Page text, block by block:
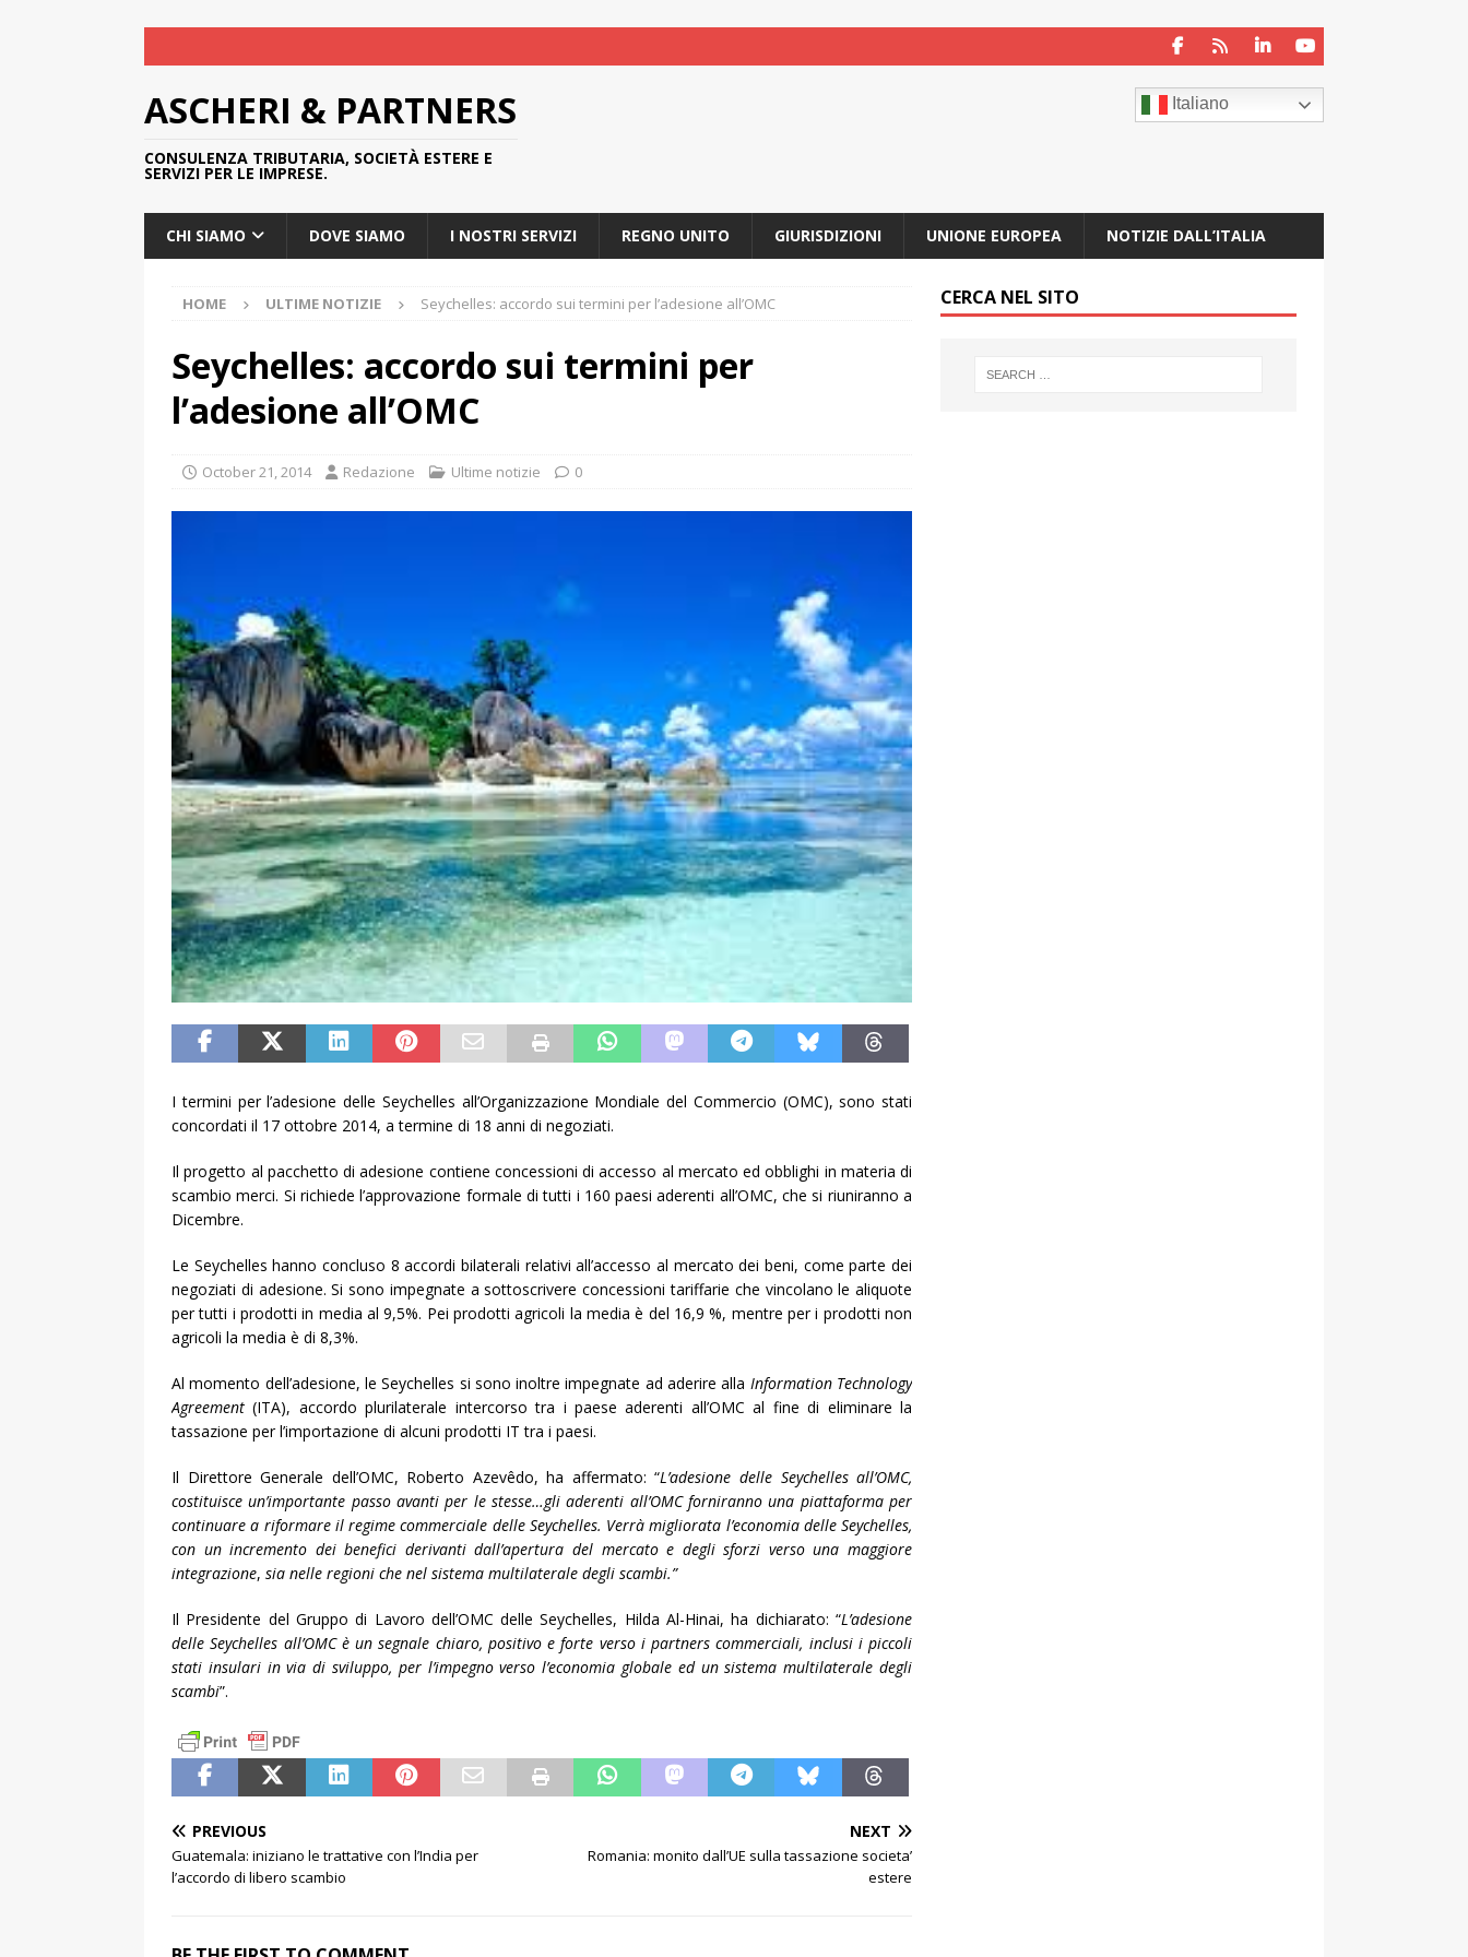
ASCHERI & PARTNERS
CONSULENZA TRIBUTARIA, SOCIETÀ ESTERE E
SERVIZI PER LE IMPRESE.
Italiano
CHI SIAMO DOVE SIAMO I NOSTRI SERVIZI REGNO UNITO GIURISDIZIONI UNIONE EUROPEA NOTIZIE DALL’ITALIA
HOME ULTIME NOTIZIE Seychelles: accordo sui termini per l’adesione all’OMC
Seychelles: accordo sui termini per
l’adesione all’OMC
October 21, 2014 Redazione Ultime notizie 0
I termini per l’adesione delle Seychelles all’Organizzazione Mondiale del Commercio (OMC), sono stati
concordati il 17 ottobre 2014, a termine di 18 anni di negoziati.
Il progetto al pacchetto di adesione contiene concessioni di accesso al mercato ed obblighi in materia di
scambio merci. Si richiede l’approvazione formale di tutti i 160 paesi aderenti all’OMC, che si riuniranno a
Dicembre.
Le Seychelles hanno concluso 8 accordi bilaterali relativi all’accesso al mercato dei beni, come parte dei
negoziati di adesione. Si sono impegnate a sottoscrivere concessioni tariffarie che vincolano le aliquote
per tutti i prodotti in media al 9,5%. Pei prodotti agricoli la media è del 16,9 %, mentre per i prodotti non
agricoli la media è di 8,3%.
Al momento dell’adesione, le Seychelles si sono inoltre impegnate ad aderire alla Information Technology
Agreement (ITA), accordo plurilaterale intercorso tra i paese aderenti all’OMC al fine di eliminare la
tassazione per l’importazione di alcuni prodotti IT tra i paesi.
Il Direttore Generale dell’OMC, Roberto Azevêdo, ha affermato: “L’adesione delle Seychelles all’OMC,
costituisce un’importante passo avanti per le stesse…gli aderenti all’OMC forniranno una piattaforma per
continuare a riformare il regime commerciale delle Seychelles. Verrà migliorata l’economia delle Seychelles,
con un incremento dei benefici derivanti dall’apertura del mercato e degli sforzi verso una maggiore
integrazione, sia nelle regioni che nel sistema multilaterale degli scambi.”
Il Presidente del Gruppo di Lavoro dell’OMC delle Seychelles, Hilda Al-Hinai, ha dichiarato: “L’adesione
delle Seychelles all’OMC è un segnale chiaro, positivo e forte verso i partners commerciali, inclusi i piccoli
stati insulari in via di sviluppo, per l’impegno verso l’economia globale ed un sistema multilaterale degli
scambi”.
PREVIOUS
Guatemala: iniziano le trattative con l’India per
l’accordo di libero scambio
NEXT
Romania: monito dall’UE sulla tassazione societa’
estere
CERCA NEL SITO